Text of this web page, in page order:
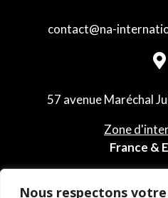
Nous respectons
contact@na-

57 avenue Maréchal
Zone
France &